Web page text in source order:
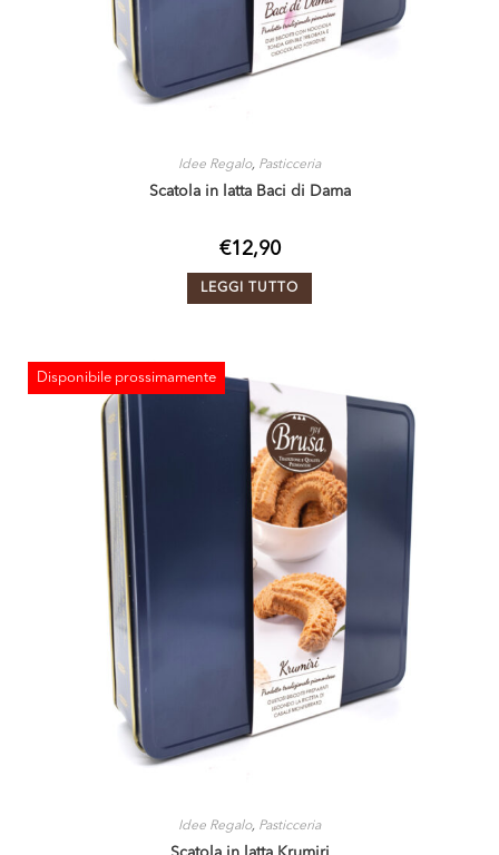
Idee Regalo, Pasticceria
Scatola in latta Baci di Dama
€12,90
LEGGI TUTTO
Disponibile prossimamente
ESAURITO
Idee Regalo, Pasticceria